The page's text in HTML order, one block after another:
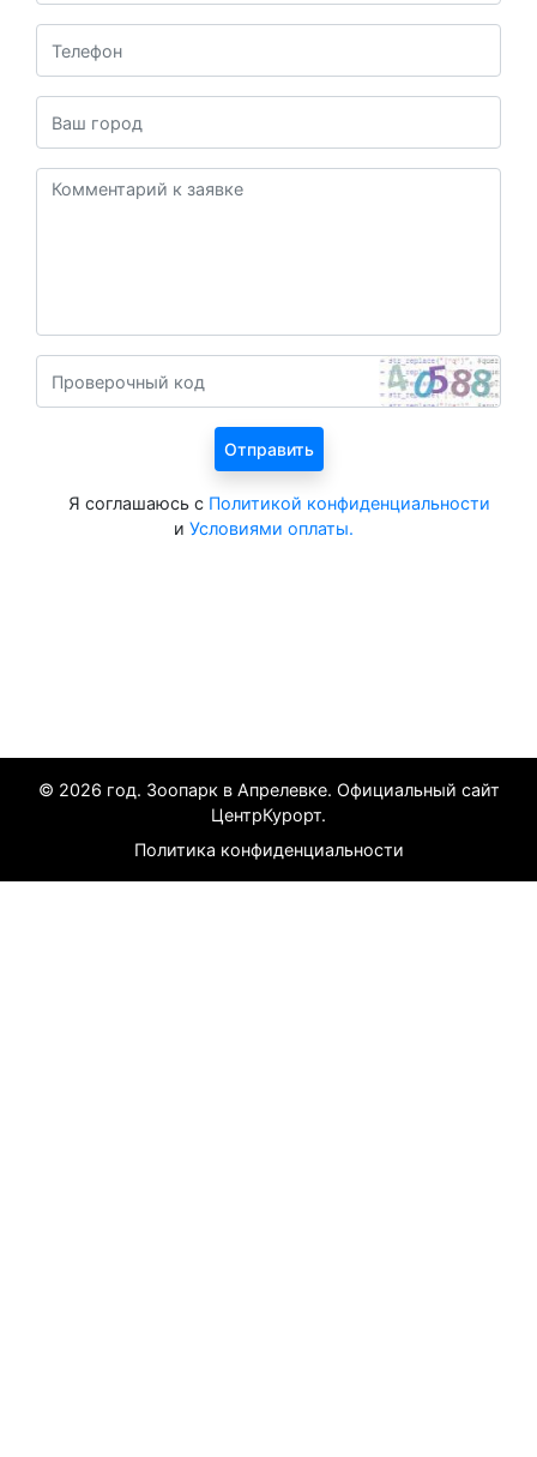
Я соглашаюсь с Политикой конфиденциальности
и Условиями оплаты.
© 2026 год. Зоопарк в Апрелевке. Официальный сайт
ЦентрКурорт.
Политика конфиденциальности